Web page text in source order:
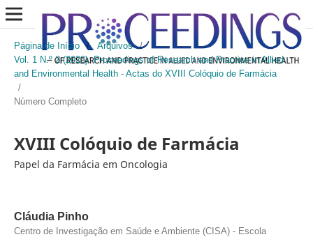
Página de Início / Arquivos
/
Vol. 1 N.º 2 (2023): Proceedings of Research and Practice in Allied
and Environmental Health - Actas do XVIII Colóquio de Farmácia
/
Número Completo
XVIII Colóquio de Farmácia
Papel da Farmácia em Oncologia
Cláudia Pinho
Centro de Investigação em Saúde e Ambiente (CISA) - Escola